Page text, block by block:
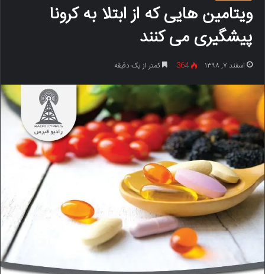
ویتامین هایی که از ابتلا به کرونا
پیشگیری می کنند
اسفند ۷, ۱۳۹۸ 364 کمتر از یک دقیقه